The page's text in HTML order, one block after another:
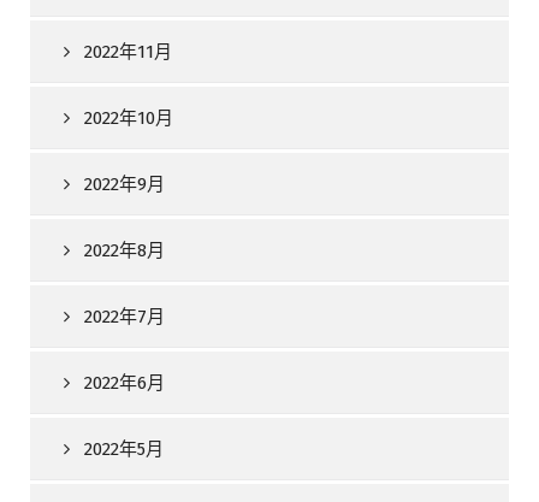
2022年11月
2022年10月
2022年9月
2022年8月
2022年7月
2022年6月
2022年5月